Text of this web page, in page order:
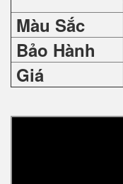
Màu Sắc
Bảo Hành
Giá